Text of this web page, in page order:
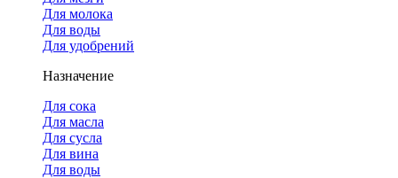
Для молока
Для воды
Для удобрений
Назначение
Для сока
Для масла
Для сусла
Для вина
Для воды